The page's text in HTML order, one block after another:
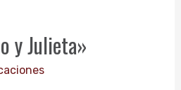
y Julieta»